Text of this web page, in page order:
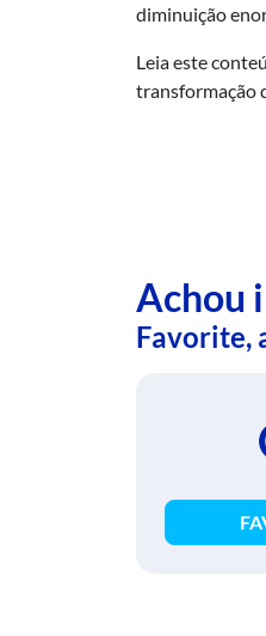
diminuição
Leia este
transformação
Achou
Favorite,